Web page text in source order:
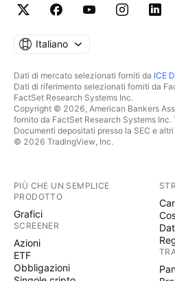
Italiano
Dati di mercato selezionati forniti da ICE
Dati di riferimento selezionati forniti da
FactSet Research Systems Inc.
Copyright © 2026, American Bankers
fornito da FactSet Research Systems
Documenti depositati presso la SEC e
© 2026 TradingView, Inc.
PIÙ CHE UN SEMPLICE
PRODOTTO
Grafici
SCREENER
Azioni
ETF
Obbligazioni